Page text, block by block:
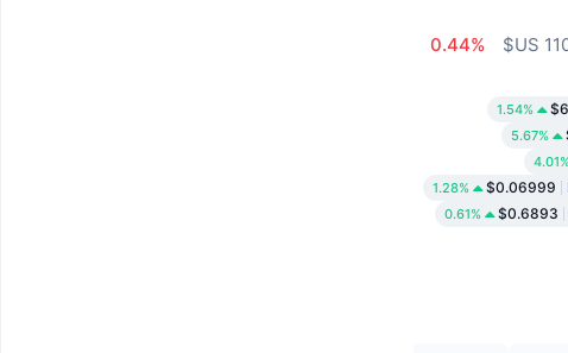
0.44%
1.54%
5.67%
$0.06999
1.28%
$0.6893
0.61%